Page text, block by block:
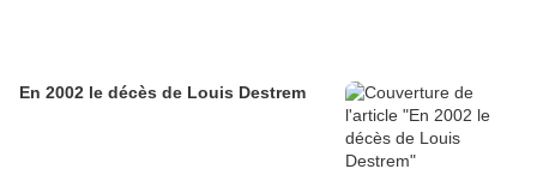
En 2002 le décès de Louis Destrem